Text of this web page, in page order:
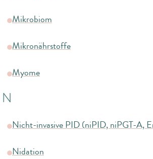
Mikrobiom
Mikronährstoffe
Myome
N
Nicht-invasive PID (niPID, niPGT-A,
Nidation